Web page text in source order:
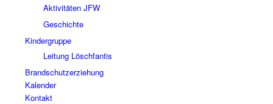
Aktivitäten JFW
Geschichte
Kindergruppe
Leitung Löschfantis
Brandschutzerziehung
Kalender
Kontakt